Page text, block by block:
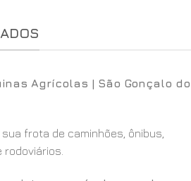
Agrícolas | São Gonçalo do
frota de caminhões, ônibus,